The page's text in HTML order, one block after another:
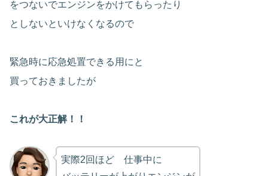
をつないでエンジンをかけてもらったり
としないといけなくなるので
緊急時に応急処置できる用にと
買っておきましたが
これが大正解！！
実際2回ほど 仕事中に